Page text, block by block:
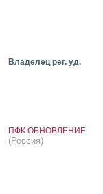
Владелец рег. уд.
ПФК ОБНОВЛЕНИЕ
(Россия)